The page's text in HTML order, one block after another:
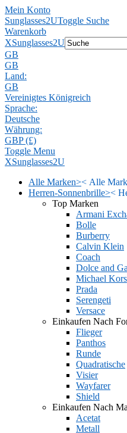
Mein Konto
Sunglasses2UToggle Suche
Warenkorb
XSunglasses2U
GB
GB
Land:
GB
Vereinigtes Königreich
Sprache:
Deutsche
Währung:
GBP (£)
Toggle Menu
XSunglasses2U
Alle Marken>< Alle
Herren-Sonnenbrille><
Top Marken
Armani
Bolle
Burberry
Calvin Klein
Coach
Dolce and
Michael Kors
Prada
Serengeti
Versace
Einkaufen Nach
Flieger
Panthos
Runde
Quadratische
Visier
Wayfarer
Shield
Einkaufen Nach
Acetat
Metall